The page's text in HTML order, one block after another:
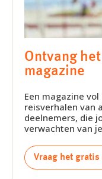
Ontvang
magazine
Een magazine
reisverhalen van
deelnemers, die
verwachten van
Vraag het gratis